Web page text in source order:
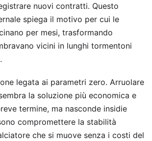
nuovi contratti. Questo
spiega il motivo per cui le
per mesi, trasformando
vicini in lunghi tormentoni
legata ai parametri zero. Arruolare
la soluzione più economica e
termine, ma nasconde insidie
compromettere la stabilità
che si muove senza i costi del